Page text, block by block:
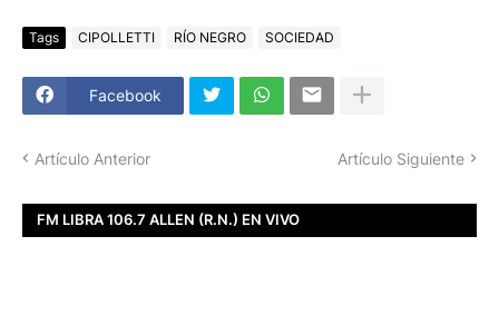
Tags CIPOLLETTI RÍO NEGRO SOCIEDAD
Facebook
Artículo Anterior Artículo Siguiente
FM LIBRA 106.7 ALLEN (R.N.) EN VIVO